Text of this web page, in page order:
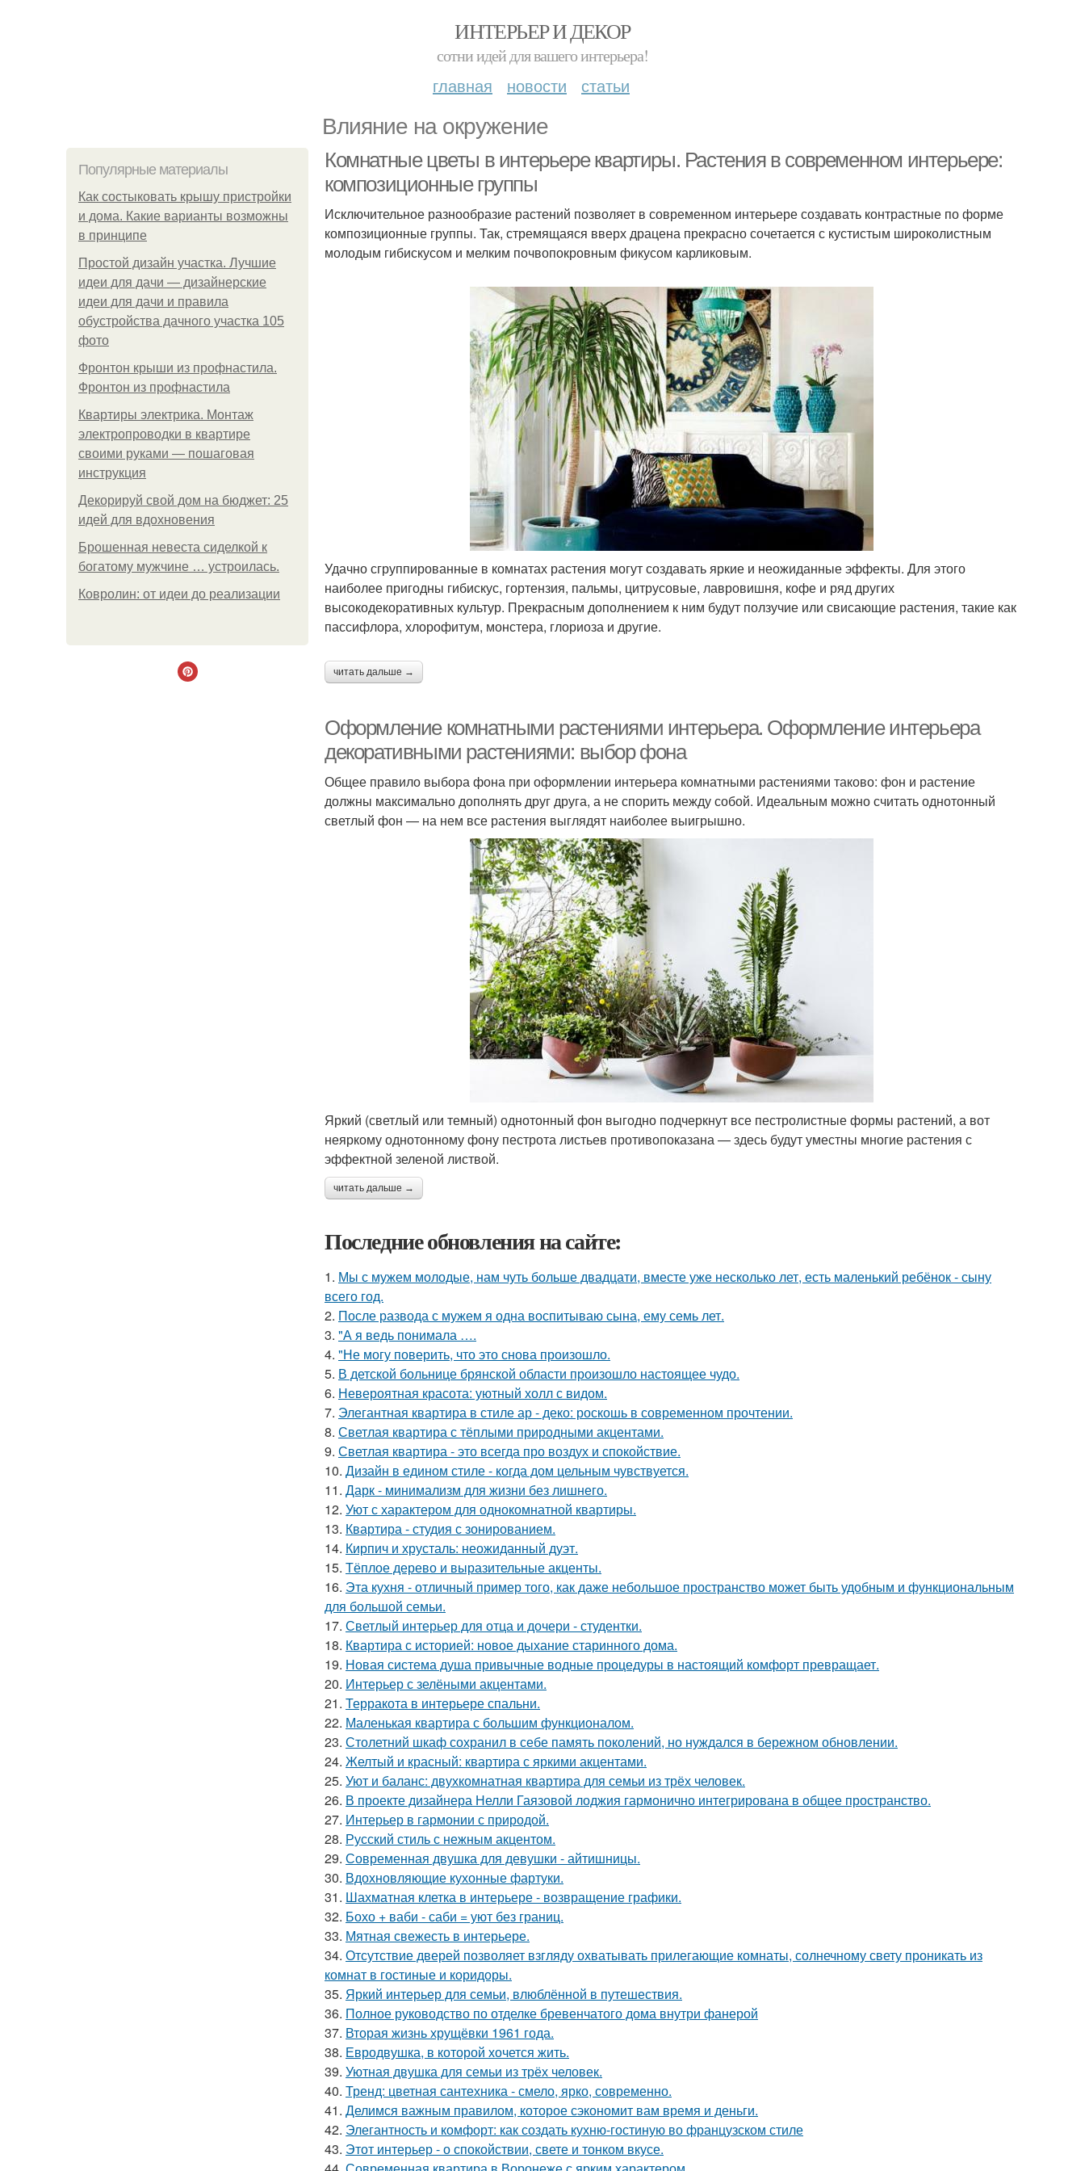
ИНТЕРЬЕР И ДЕКОР
сотни идей для вашего интерьера!
главная новости статьи
Влияние на окружение
Популярные материалы
Как состыковать крышу пристройки
и дома. Какие варианты возможны
в принципе
Простой дизайн участка. Лучшие
идеи для дачи — дизайнерские
идеи для дачи и правила
обустройства дачного участка 105
фото
Фронтон крыши из профнастила.
Фронтон из профнастила
Квартиры электрика. Монтаж
электропроводки в квартире
своими руками — пошаговая
инструкция
Декорируй свой дом на бюджет: 25
идей для вдохновения
Брошенная невеста сиделкой к
богатому мужчине … устроилась.
Ковролин: от идеи до реализации
Комнатные цветы в интерьере квартиры. Растения в современном интерьере:
композиционные группы
Исключительное разнообразие растений позволяет в современном интерьере создавать контрастные по форме
композиционные группы. Так, стремящаяся вверх драцена прекрасно сочетается с кустистым широколистным
молодым гибискусом и мелким почвопокровным фикусом карликовым.
Удачно сгруппированные в комнатах растения могут создавать яркие и неожиданные эффекты. Для этого
наиболее пригодны гибискус, гортензия, пальмы, цитрусовые, лавровишня, кофе и ряд других
высокодекоративных культур. Прекрасным дополнением к ним будут ползучие или свисающие растения, такие как
пассифлора, хлорофитум, монстера, глориоза и другие.
читать дальше →
Оформление комнатными растениями интерьера. Оформление интерьера
декоративными растениями: выбор фона
Общее правило выбора фона при оформлении интерьера комнатными растениями таково: фон и растение
должны максимально дополнять друг друга, а не спорить между собой. Идеальным можно считать однотонный
светлый фон — на нем все растения выглядят наиболее выигрышно.
Яркий (светлый или темный) однотонный фон выгодно подчеркнут все пестролистные формы растений, а вот
неяркому однотонному фону пестрота листьев противопоказана — здесь будут уместны многие растения с
эффектной зеленой листвой.
читать дальше →
Последние обновления на сайте:
1. Мы с мужем молодые, нам чуть больше двадцати, вместе уже несколько лет, есть маленький ребёнок - сыну
всего год.
2. После развода с мужем я одна воспитываю сына, ему семь лет.
3. "А я ведь понимала ….
4. "Не могу поверить, что это снова произошло.
5. В детской больнице брянской области произошло настоящее чудо.
6. Невероятная красота: уютный холл с видом.
7. Элегантная квартира в стиле ар - деко: роскошь в современном прочтении.
8. Светлая квартира с тёплыми природными акцентами.
9. Светлая квартира - это всегда про воздух и спокойствие.
10. Дизайн в едином стиле - когда дом цельным чувствуется.
11. Дарк - минимализм для жизни без лишнего.
12. Уют с характером для однокомнатной квартиры.
13. Квартира - студия с зонированием.
14. Кирпич и хрусталь: неожиданный дуэт.
15. Тёплое дерево и выразительные акценты.
16. Эта кухня - отличный пример того, как даже небольшое пространство может быть удобным и функциональным
для большой семьи.
17. Светлый интерьер для отца и дочери - студентки.
18. Квартира с историей: новое дыхание старинного дома.
19. Новая система душа привычные водные процедуры в настоящий комфорт превращает.
20. Интерьер с зелёными акцентами.
21. Терракота в интерьере спальни.
22. Маленькая квартира с большим функционалом.
23. Столетний шкаф сохранил в себе память поколений, но нуждался в бережном обновлении.
24. Желтый и красный: квартира с яркими акцентами.
25. Уют и баланс: двухкомнатная квартира для семьи из трёх человек.
26. В проекте дизайнера Нелли Гаязовой лоджия гармонично интегрирована в общее пространство.
27. Интерьер в гармонии с природой.
28. Русский стиль с нежным акцентом.
29. Современная двушка для девушки - айтишницы.
30. Вдохновляющие кухонные фартуки.
31. Шахматная клетка в интерьере - возвращение графики.
32. Бохо + ваби - саби = уют без границ.
33. Мятная свежесть в интерьере.
34. Отсутствие дверей позволяет взгляду охватывать прилегающие комнаты, солнечному свету проникать из
комнат в гостиные и коридоры.
35. Яркий интерьер для семьи, влюблённой в путешествия.
36. Полное руководство по отделке бревенчатого дома внутри фанерой
37. Вторая жизнь хрущёвки 1961 года.
38. Евродвушка, в которой хочется жить.
39. Уютная двушка для семьи из трёх человек.
40. Тренд: цветная сантехника - смело, ярко, современно.
41. Делимся важным правилом, которое сэкономит вам время и деньги.
42. Элегантность и комфорт: как создать кухню-гостиную во французском стиле
43. Этот интерьер - о спокойствии, свете и тонком вкусе.